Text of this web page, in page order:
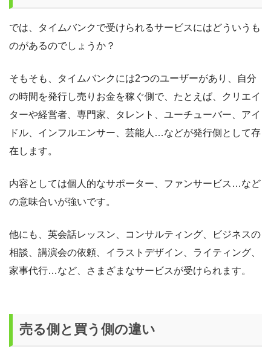
では、タイムバンクで受けられるサービスにはどういうも
のがあるのでしょうか？
そもそも、タイムバンクには2つのユーザーがあり、自分
の時間を発行し売りお金を稼ぐ側で、たとえば、クリエイ
ターや経営者、専門家、タレント、ユーチューバー、アイ
ドル、インフルエンサー、芸能人…などが発行側として存
在します。
内容としては個人的なサポーター、ファンサービス…など
の意味合いが強いです。
他にも、英会話レッスン、コンサルティング、ビジネスの
相談、講演会の依頼、イラストデザイン、ライティング、
家事代行…など、さまざまなサービスが受けられます。
売る側と買う側の違い